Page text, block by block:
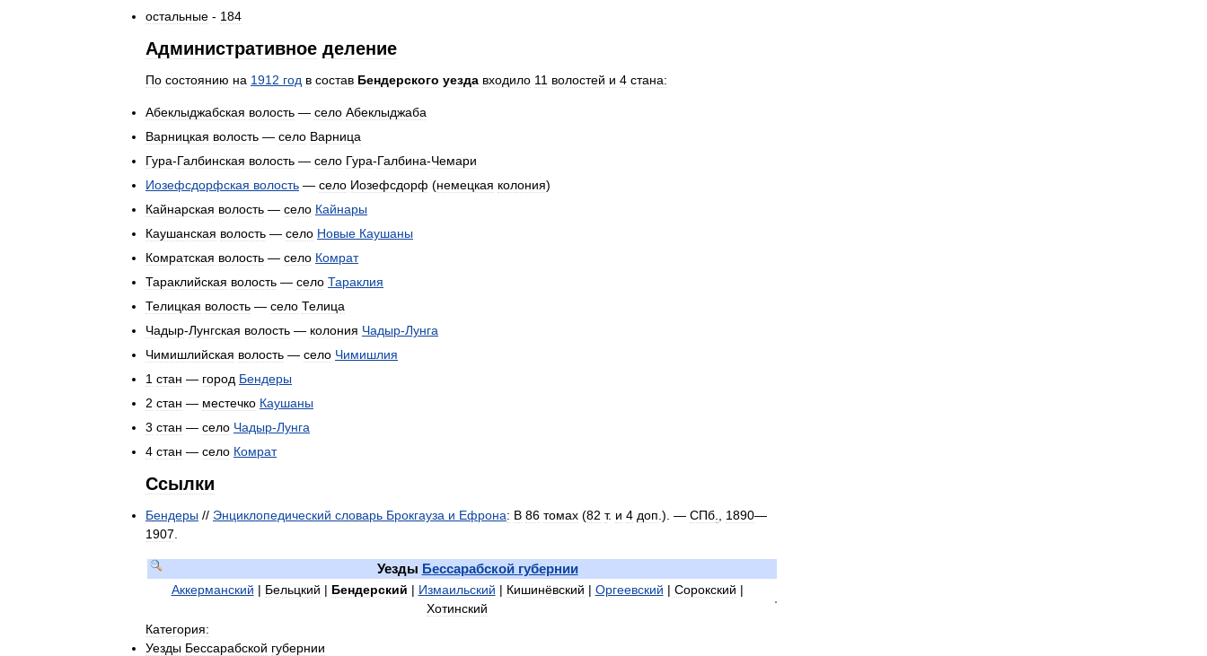
остальные - 184
Административное деление
По состоянию на 1912 год в состав Бендерского уезда входило 11 волостей и 4 стана:
Абеклыджабская волость — село Абеклыджаба
Варницкая волость — село Варница
Гура-Галбинская волость — село Гура-Галбина-Чемари
Иозефсдорфская волость — село Иозефсдорф (немецкая колония)
Кайнарская волость — село Кайнары
Каушанская волость — село Новые Каушаны
Комратская волость — село Комрат
Тараклийская волость — село Тараклия
Телицкая волость — село Телица
Чадыр-Лунгская волость — колония Чадыр-Лунга
Чимишлийская волость — село Чимишлия
1 стан — город Бендеры
2 стан — местечко Каушаны
3 стан — село Чадыр-Лунга
4 стан — село Комрат
Ссылки
Бендеры // Энциклопедический словарь Брокгауза и Ефрона: В 86 томах (82 т. и 4 доп .). — СПб 1890—
1907
Уезды Бессарабской губернии
Аккерманский | Бельцкий | Бендерский | Измаильский | Кишинёвский | Оргеевский | Сорокский |
Хотинский
Категория:
Уезды Бессарабской губернии